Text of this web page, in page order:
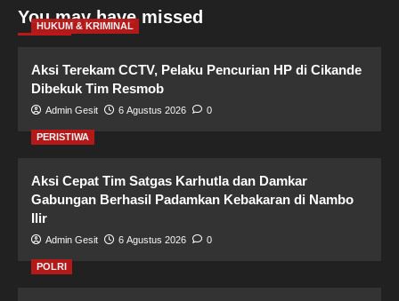
You may have missed
HUKUM & KRIMINAL
Aksi Terekam CCTV, Pelaku Pencurian HP di Cikande
Dibekuk Tim Resmob
Admin Gesit 6 Agustus 2026 0
PERISTIWA
Aksi Cepat Tim Satgas Karhutla dan Damkar
Gabungan Berhasil Padamkan Kebakaran di Nambo
Ilir
Admin Gesit 6 Agustus 2026 0
POLRI